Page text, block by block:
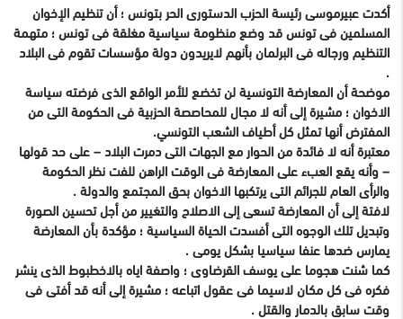
أكدت عبيرموسى رئيسة الحزب الدستورى الحر بتونس ؛ أن تنظيم الإخوان
المسلمين فى تونس قد وضع منظومة سياسية مغلقة فى تونس ؛ متهمة
التنظيم ورجاله فى البرلمان بأنهم لايريدون دولة مؤسسات تقوم فى البلاد
.
موضحة أن المعارضة التونسية لن تخضع للأمر الواقع الذى فرضته سياسة
الاخوان ؛ مشيرة إلى أنه لا مجال للمحاصصة الحزبية فى الحكومة التى من
المفترض أنها تمثل كل أطياف الشعب التونسي.
معتبرة أنه لا فائدة من الحوار مع الجهات التى دمرت البلاد – على حد قولها
– وأنه يقع العبء على المعارضة فى الوقت الراهن للفت نظر الحكومة
والرأى العام للجرائم التى يرتكبها الاخوان بحق المجتمع والدولة .
لافتة إلى أن المعارضة تسعى إلى الاصلاح والتغيير من أجل تحسين الصورة
وتبديل تلك الوجوه التى أفسدت الحياة السياسية ؛ مؤكدة بأن المعارضة
يمارس ضدها عنفا سياسيا بشكل يومى .
كما شنت هجوما على يوسف القرضاوى ؛ واصفة اياه بالاخطبوط الذى ينشر
فكره فى كل مكان لاسيما فى عقول اتباعه ؛ مشيرة إلى أنه قد أفتى فى
وقت سابق بالدمار والقتل .